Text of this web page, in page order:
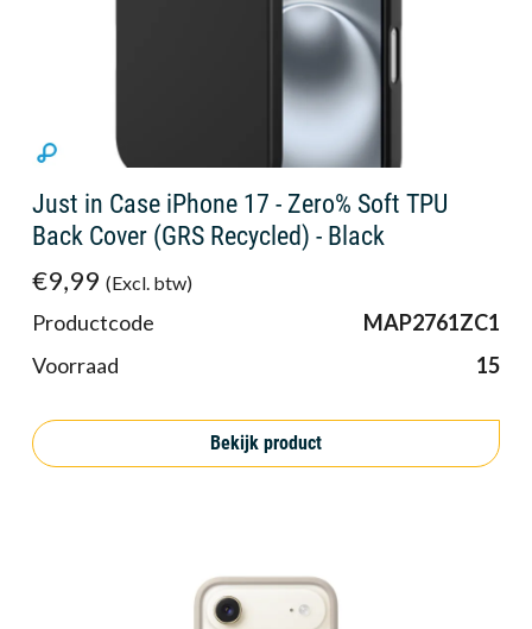
Just in Case iPhone 17 - Zero% Soft TPU
Back Cover (GRS Recycled) - Black
€9,99 (Excl. btw)
Productcode
MAP2761ZC1
Voorraad
15
Bekijk product